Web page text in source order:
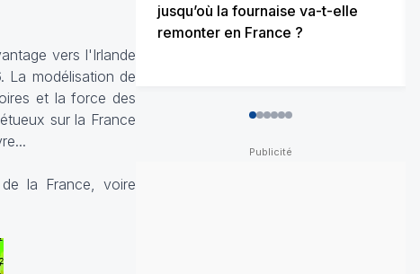
vers l'Irlande
La modélisation de
et la force des
sur la France
la France, voire
jusqu’où la fournaise va-t-elle
remonter en France ?
012345